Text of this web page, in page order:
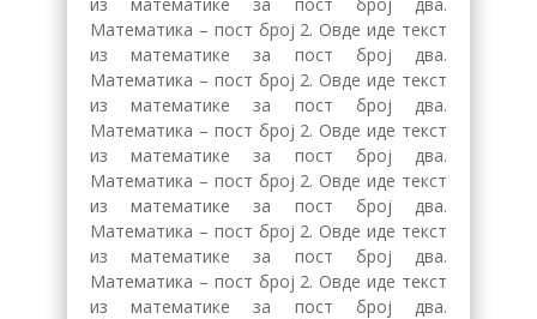
Математика – пост број 2. Овде иде текст
из математике за пост број два.
Математика – пост број 2. Овде иде текст
из математике за пост број два.
Математика – пост број 2. Овде иде текст
из математике за пост број два.
Математика – пост број 2. Овде иде текст
из математике за пост број два.
Математика – пост број 2. Овде иде текст
из математике за пост број два.
Математика – пост број 2. Овде иде текст
из математике за пост број два.